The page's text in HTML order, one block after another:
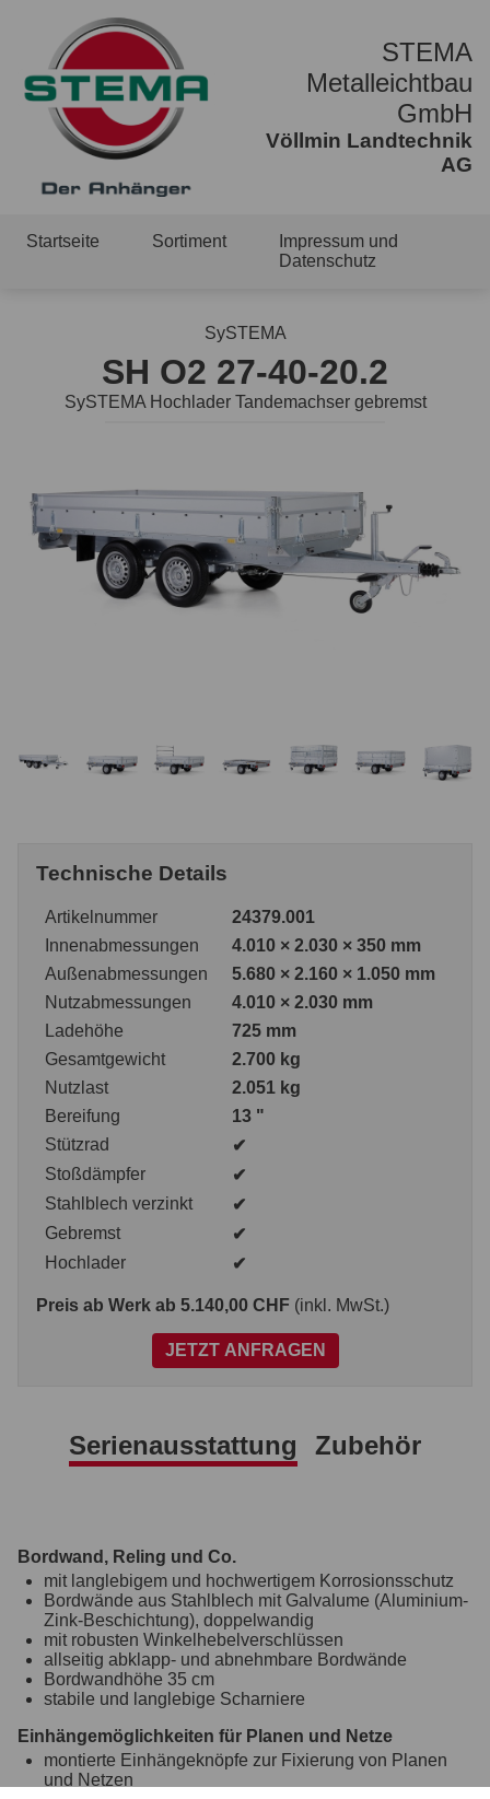
STEMA
Metalleichtbau
GmbH
Völlmin Landtechnik
AG
Startseite Sortiment
Impressum und
Datenschutz
SySTEMA
SH O2 27-40-20.2
SySTEMA Hochlader Tandemachser gebremst
Technische Details
Artikelnummer
24379.001
Innenabmessungen
4.010 × 2.030 × 350 mm
Außenabmessungen
5.680 × 2.160 × 1.050 mm
Nutzabmessungen
4.010 × 2.030 mm
Ladehöhe
725 mm
Gesamtgewicht
2.700 kg
Nutzlast
2.051 kg
Bereifung
13 "
Stützrad
✔
Stoßdämpfer
✔
Stahlblech verzinkt
✔
Gebremst
✔
Hochlader
✔
Preis ab Werk ab 5.140,00 CHF (inkl. MwSt.)
JETZT ANFRAGEN
Serienausstattung Zubehör
Bordwand, Reling und Co.
mit langlebigem und hochwertigem Korrosionsschutz
Bordwände aus Stahlblech mit Galvalume (Aluminium-
Zink-Beschichtung), doppelwandig
mit robusten Winkelhebelverschlüssen
allseitig abklapp- und abnehmbare Bordwände
Bordwandhöhe 35 cm
stabile und langlebige Scharniere
Einhängemöglichkeiten für Planen und Netze
montierte Einhängeknöpfe zur Fixierung von Planen
und Netzen